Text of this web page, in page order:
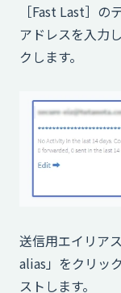
［Fast Last］
アドレスを入力
クします。
送信用エイリア
alias」をクリッ
ストします。